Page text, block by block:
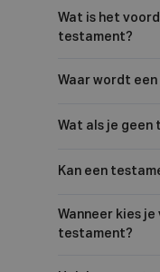
Wat is het
testament?
Waar wordt
Wat als je
Kan een
Wanneer kies
testament?